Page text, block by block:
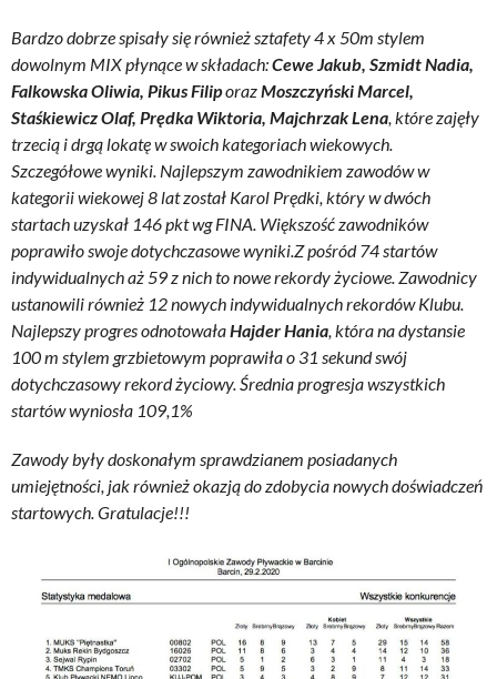
Bardzo dobrze spisały się również sztafety 4 x 50m stylem
dowolnym MIX płynące w składach:Cewe Jakub, Szmidt Nadia,
Falkowska Oliwia, Pikus FiliporazMoszczyński Marcel,
Staśkiewicz Olaf, Prędka Wiktoria, Majchrzak Lena , które zajęły
trzecią i drgą lokatę w swoich kategoriach wiekowych.
Szczegółowe wyniki. Najlepszym zawodnikiem zawodów w
kategorii wiekowej 8 lat został Karol Prędki, który w dwóch
startach uzyskał 146 pkt wg FINA. Większość zawodników
poprawiło swoje dotychczasowe wyniki.Z pośród 74 startów
indywidualnych aż 59 z nich to nowe rekordy życiowe. Zawodnicy
ustanowili również 12 nowych indywidualnych rekordów Klubu.
Najlepszy progres odnotowałaHajder Hania , która na dystansie
100 m stylem grzbietowym poprawiła o 31 sekund swój
dotychczasowy rekord życiowy. Średnia progresja wszystkich
startów wyniosła 109,1%
Zawody były doskonałym sprawdzianem posiadanych
umiejętności, jak również okazją do zdobycia nowych doświadczeń
startowych. Gratulacje!!!